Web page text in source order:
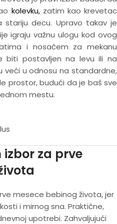
kolevku,zatim kao krevetac
decu. Upravo takav je
igraju važnu ulogu kod ovog
i nosačem za mekanu
biti postavljen na levu ili na
veći u odnosu na standardne,
prostor, budući da je baš sve
mestu.
izbor za prve
mesece bebinog života, jer
i mirnog sna. Praktične,
upotrebi. Zahvaljujući